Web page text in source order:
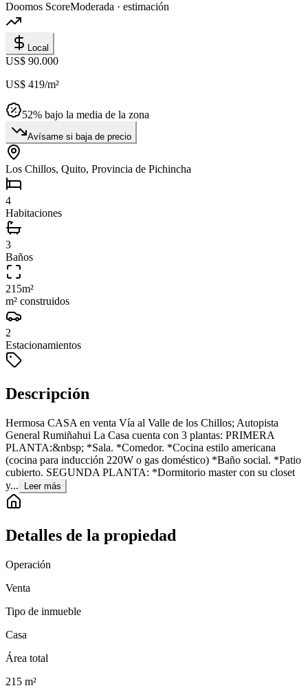
Doomos ScoreModerada · estimación
Local
US$ 90.000
US$ 419/m²
52% bajo la media de la zona
Avísame si baja de precio
Los Chillos, Quito, Provincia de Pichincha
4
Habitaciones
3
Baños
215m²
m² construidos
2
Estacionamientos
Descripción
Hermosa CASA en venta Vía al Valle de los Chillos; Autopista
General Rumiñahui La Casa cuenta con 3 plantas: PRIMERA
PLANTA:&nbsp; *Sala. *Comedor. *Cocina estilo americana
(cocina para inducción 220W o gas doméstico) *Baño social. *Patio
cubierto. SEGUNDA PLANTA: *Dormitorio master con su closet
y...
Leer más
Detalles de la propiedad
Operación
Venta
Tipo de inmueble
Casa
Área total
215 m²